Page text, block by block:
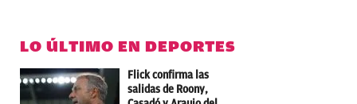
LO ÚLTIMO EN DEPORTES
Flick confirma las
salidas de Roony,